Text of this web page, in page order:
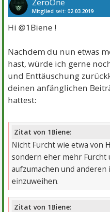
ZeroOne
Mitglied seit:02.03.2019
Hi @1Biene !
Nachdem du nun etwas
hast, würde ich gerne
und Enttäuschung
deinen anfänglichen
hattest:
Zitat von 1Biene:
Nicht Furcht wie etwa von
sondern eher mehr Furcht
aufzumachen und anderen
einzuweihen.
Zitat von 1Biene: